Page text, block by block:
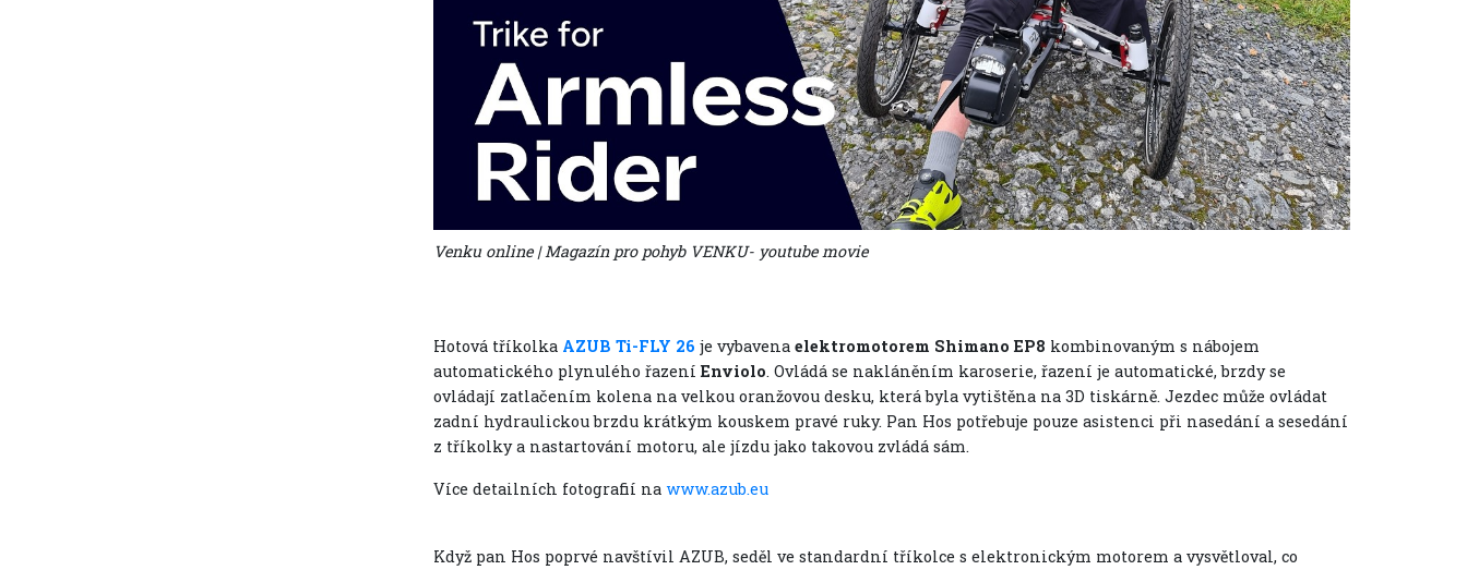
Venku online | Magazín pro pohyb VENKU- youtube movie
Hotová tříkolka AZUB Ti-FLY 26 je vybavena elektromotorem Shimano EP8 kombinovaným s nábojem
automatického plynulého řazení Enviolo. Ovládá se nakláněním karoserie, řazení je automatické, brzdy se
ovládají zatlačením kolena na velkou oranžovou desku, která byla vytištěna na 3D tiskárně. Jezdec může ovládat
zadní hydraulickou brzdu krátkým kouskem pravé ruky. Pan Hos potřebuje pouze asistenci při nasedání a sesedání
z tříkolky a nastartování motoru, ale jízdu jako takovou zvládá sám.
Více detailních fotografií na www.azub.eu
Když pan Hos poprvé navštívil AZUB, seděl ve standardní tříkolce s elektronickým motorem a vysvětloval, co